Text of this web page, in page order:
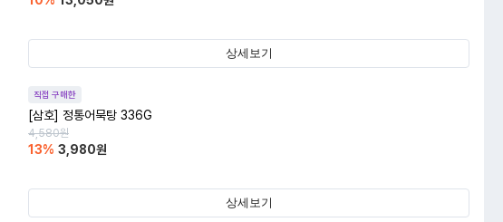
상세보기
직접 구매한
[삼호] 정통어묵탕 336G
4,580원
13% 3,980원
상세보기